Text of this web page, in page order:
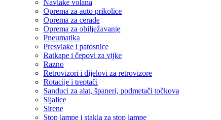
Navlake volana
Oprema za auto prikolice
Oprema za cerade
Oprema za obilježavanje
Pneumatika
Presvlake i patosnice
Ratkape i čepovi za vijke
Razno
Retrovizori i dijelovi za retrovizore
Rotacije i treptači
Sanduci za alat, španeri, podmetači točkova
Sijalice
Sirene
Stop lampe i stakla za stop lampe